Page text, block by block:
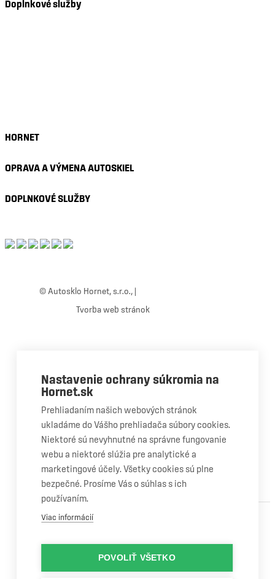
Doplnkové služby
HORNET
OPRAVA A VÝMENA AUTOSKIEL
DOPLNKOVÉ SLUŽBY
© Autosklo Hornet, s.r.o., |
Tvorba web stránok
OPRAVA A VÝMENA AUTOSKLA
Čo robiť pri poškodenom skle?
Oprava čelného skla
Výmena čelného skla
Výmena bočného skla
Výmena zadného skla
Riešenie poistnej udalosti
Mobilný servis
Nastavenie ochrany súkromia na
Hornet.sk
Prehliadaním našich webových stránok
ukladáme do Vášho prehliadača súbory cookies.
Niektoré sú nevyhnutné na správne fungovanie
webu a niektoré slúžia pre analytické a
marketingové účely. Všetky cookies sú plne
bezpečné. Prosíme Vás o súhlas s ich
používaním.
Viac informácií
POVOLIŤ VŠETKO